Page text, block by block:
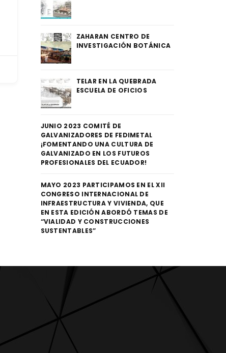
ZAHARAN CENTRO DE
INVESTIGACIÓN BOTÁNICA
TELAR EN LA QUEBRADA
ESCUELA DE OFICIOS
JUNIO 2023 COMITÉ DE
GALVANIZADORES DE FEDIMETAL
¡FOMENTANDO UNA CULTURA DE
GALVANIZADO EN LOS FUTUROS
PROFESIONALES DEL ECUADOR!
MAYO 2023 PARTICIPAMOS EN EL XII
CONGRESO INTERNACIONAL DE
INFRAESTRUCTURA Y VIVIENDA, QUE
EN ESTA EDICIÓN ABORDÓ TEMAS DE
“VIALIDAD Y CONSTRUCCIONES
SUSTENTABLES”